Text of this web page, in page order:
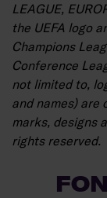
LEAGUE,
the UEFA logo
Champions
Conference
not limited to,
and names) are
marks, designs
rights reserved.